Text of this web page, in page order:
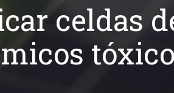
celdas